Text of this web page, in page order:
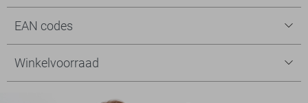
EAN codes
Winkelvoorraad